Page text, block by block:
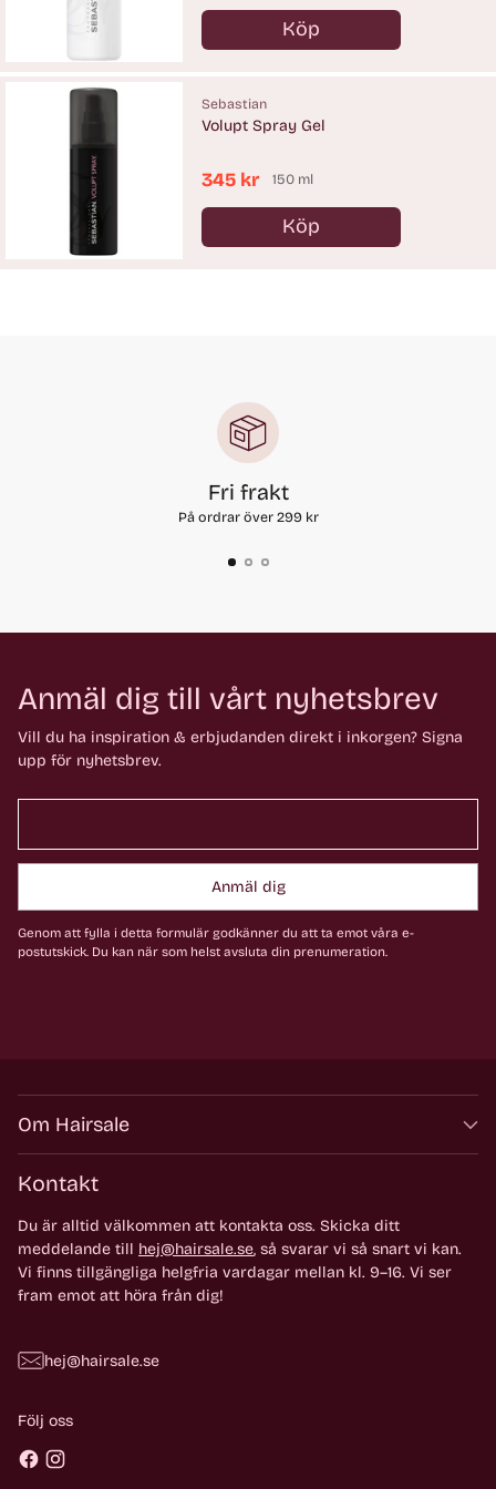
pris
Köp
Antal
Sebastian
Volupt Spray Gel
345 kr 150 ml
Köp
Antal
Fri frakt
På ordrar över 299 kr
Anmäl dig till vårt nyhetsbrev
Vill du ha inspiration & erbjudanden direkt i inkorgen? Signa
upp för nyhetsbrev.
Anmäl dig
Genom att fylla i detta formulär godkänner du att ta emot våra e-
postutskick. Du kan när som helst avsluta din prenumeration.
Om Hairsale
Kontakt
Du är alltid välkommen att kontakta oss. Skicka ditt
meddelande till hej@hairsale.se, så svarar vi så snart vi kan.
Vi finns tillgängliga helgfria vardagar mellan kl. 9–16. Vi ser
fram emot att höra från dig!
hej@hairsale.se
Följ oss